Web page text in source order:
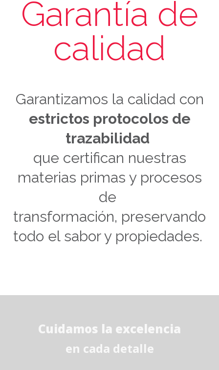
Garantía de
calidad
Garantizamos la calidad con
estrictos protocolos de
trazabilidad
que certifican nuestras
materias primas y procesos
de
transformación, preservando
todo el sabor y propiedades.
Cuidamos la excelencia
en cada detalle